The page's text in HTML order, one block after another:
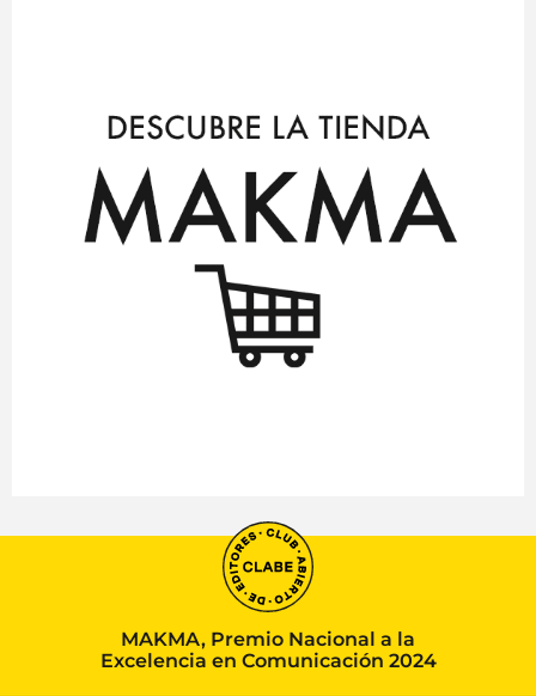
MAKMA, Premio Nacional a la
Excelencia en Comunicación 2024